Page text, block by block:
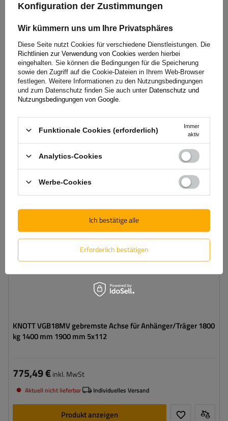
KNOTT VGB13-M gebremste Achse für Anhänger/Träger 1350
kg 1450 mm 1900 mm 5x112
486,79 €inkl. MwSt
Große Menge verfügbar Wir versenden schon am
Warenkorb
VORÜBERGEHEND NICHT VERFÜGBAR
KNOTT VGB18MV gebremste Achse für Anhänger/Träger 1800
kg 1400 mm 1900 mm 5x112
Auflage:
Anlage:
min. 67 mm
775,49 €inkl. MwSt
Aktuell nicht lieferbar Individuelles Versand
Produkt anzeigen
Konfiguration der Zustimmungen
Wir kümmern uns um Ihre Privatsphäres
Diese Seite nutzt Cookies für verschiedene Dienstleistungen. Die
Richtlinien zur Verwendung von Cookies werden hierbei
eingehalten. Sie können die Bedingungen für die Speicherung
sowie den Zugriff auf die Cookie-Dateien in Ihrem Web-Browser
festlegen. Weitere Informationen zu den Nutzungsbedingungen
und zum Datenschutz finden Sie auch unter Datenschutz und
Nutzungsbedingungen von Google
Funktionale Cookies (erforderlich)
Immer
aktiv
Analytics-Cookies
Werbe-Cookies
Erforderlich bestätigen
Ich bestätige alle